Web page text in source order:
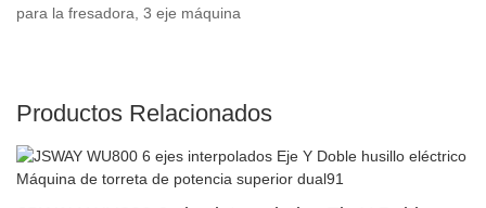
para la fresadora, 3 eje máquina
Productos Relacionados